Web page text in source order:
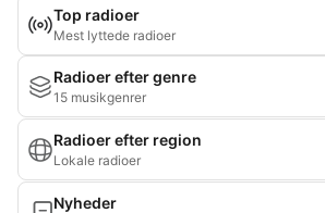
Top radioer
Mest lyttede radioer
Radioer efter genre
15 musikgenrer
Radioer efter region
Lokale radioer
Nyheder